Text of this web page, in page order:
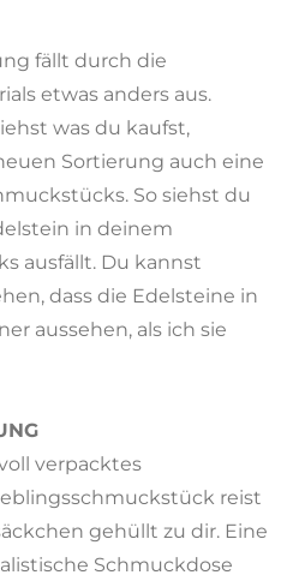
fällt durch die
etwas anders aus.
was du kaufst,
Sortierung auch eine
So siehst du
in deinem
ausfällt. Du kannst
dass die Edelsteine in
aussehen, als ich sie
verpacktes
reist
gehüllt zu dir. Eine
Schmuckdose